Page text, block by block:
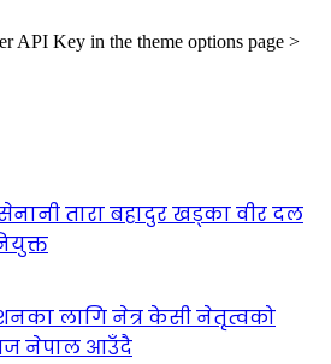
API Key in the theme options page >
तारा बहादुर खड्का वीर दल
लागि नेत्र केसी नेतृत्वको
नेपाल आउँदै